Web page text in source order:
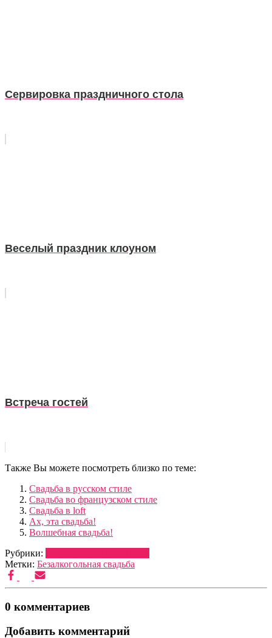
Сервировка праздничного стола
Веселый праздник клоуном
Встреча гостей
Также Вы можете посмотреть близко по теме:
Свадьба в русском стиле
Свадьба во французском стиле
Свадьба в loft
Ах, эта свадьба!
Волшебная свадьба!
Рубрики:
Метки: Безалкогольная свадьба
0 комментариев
Добавить комментарий